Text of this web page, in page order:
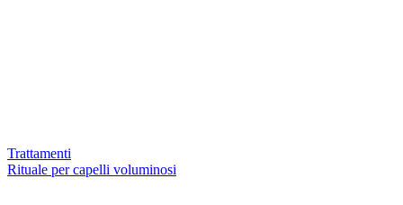
Trattamenti
Rituale per capelli voluminosi